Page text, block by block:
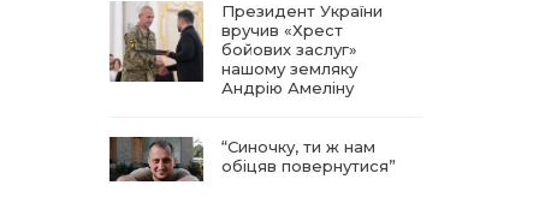
07:17
21 лип
“Мені й досі сниться син”:
чотири роки світлої
пам`яті Олександра
Шинкаря
11:06
20 лип
За дві доби — серія
ворожих ударів по
Барвінківській громаді
Президент України
вручив «Хрест
бойових заслуг»
нашому земляку
Андрію Амеліну
“Синочку, ти ж нам
обіцяв повернутися”